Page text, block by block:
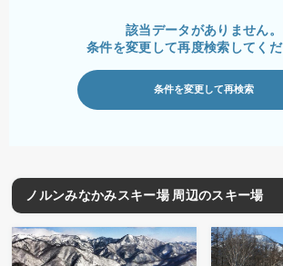
該当データがありません。
条件を変更して再度検索してくだ
条件を変更して再検索
ノルンみなかみスキー場 周辺のスキー場